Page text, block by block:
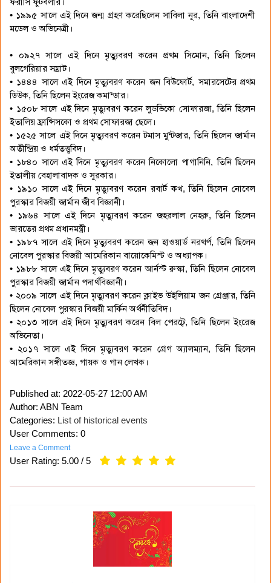
• ১৯৯৫ সালে এই দিনে জন্ম গ্রহণ করেছিলেন সাবিলা নূর, তিনি বাংলাদেশী
মডেল ও অভিনেত্রী।
• ০৯২৭ সালে এই দিনে মৃত্যুবরণ করেন প্রথম সিমোন, তিনি ছিলেন
বুলগেরিয়ার সম্রাট।
• ১৪৪৪ সালে এই দিনে মৃত্যুবরণ করেন জন বিউফোর্ট, সমারসেটের প্রথম
ডিউক, তিনি ছিলেন ইংরেজ কমান্ডার।
• ১৫০৮ সালে এই দিনে মৃত্যুবরণ করেন লুডভিকো সোফারজা, তিনি ছিলেন
ইতালিয় ফ্রান্সিসকো ও প্রথম সোফারজা ছেলে।
• ১৫২৫ সালে এই দিনে মৃত্যুবরণ করেন টমাস মুন্টজার, তিনি ছিলেন জার্মান
অতীন্দ্রিয় ও ধর্মতত্ত্ববিদ।
• ১৮৪০ সালে এই দিনে মৃত্যুবরণ করেন নিকোলো পাগানিনি, তিনি ছিলেন
ইতালীয় বেহালাবাদক ও সুরকার।
• ১৯১০ সালে এই দিনে মৃত্যুবরণ করেন রবার্ট কখ, তিনি ছিলেন নোবেল
পুরস্কার বিজয়ী জার্মান জীব বিজ্ঞানী।
• ১৯৬৪ সালে এই দিনে মৃত্যুবরণ করেন জহরলাল নেহরু, তিনি ছিলেন
ভারতের প্রথম প্রধানমন্ত্রী।
• ১৯৮৭ সালে এই দিনে মৃত্যুবরণ করেন জন হাওয়ার্ড নরথর্প, তিনি ছিলেন
নোবেল পুরস্কার বিজয়ী আমেরিকান বায়োকেমিস্ট ও অধ্যাপক।
• ১৯৮৮ সালে এই দিনে মৃত্যুবরণ করেন আর্নস্ট রুস্কা, তিনি ছিলেন নোবেল
পুরস্কার বিজয়ী জার্মান পদার্থবিজ্ঞানী।
• ২০০৯ সালে এই দিনে মৃত্যুবরণ করেন ক্লাইভ উইলিয়াম জন গ্রেঞ্জার, তিনি
ছিলেন নোবেল পুরস্কার বিজয়ী মার্কিন অর্থনীতিবিদ।
• ২০১৩ সালে এই দিনে মৃত্যুবরণ করেন বিল পেরট্বে, তিনি ছিলেন ইংরেজ
অভিনেতা।
• ২০১৭ সালে এই দিনে মৃত্যুবরণ করেন গ্রেগ অ্যালম্যান, তিনি ছিলেন
আমেরিকান সঙ্গীতজ্ঞ, গায়ক ও গান লেখক।
Published at: 2022-05-27 12:00 AM
Author: ABN Team
Categories: List of historical events
User Comments: 0
Leave a Comment
User Rating: 5.00 / 5